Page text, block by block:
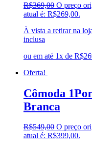
R$369,00 O preço
atual é: R$269,00.
À vista a retirar na
inclusa
ou em até 1x de
Oferta!
Cômoda
Branca
R$549,00 O preço
atual é: R$399,00.